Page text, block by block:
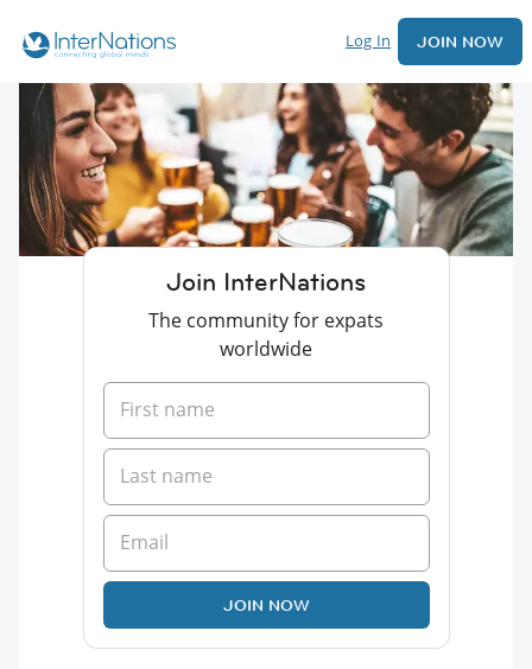
Log In JOIN NOW
Join InterNations
The community for expats
worldwide
JOIN NOW